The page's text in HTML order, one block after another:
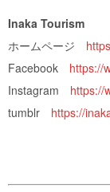
Inaka Tourism
ホームページ
Facebook https://
Instagram https://
tumblr https://